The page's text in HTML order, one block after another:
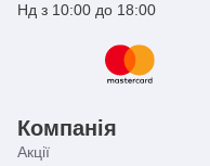
Нд з 10:00 до 18:00
Компанія
Акції